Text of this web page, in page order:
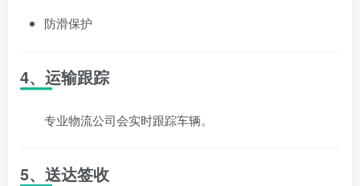
防滑保护
4、运输跟踪
专业物流公司会实时跟踪车辆。
5、送达签收